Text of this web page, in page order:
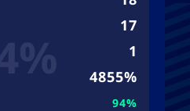
17
1
4855%
94%